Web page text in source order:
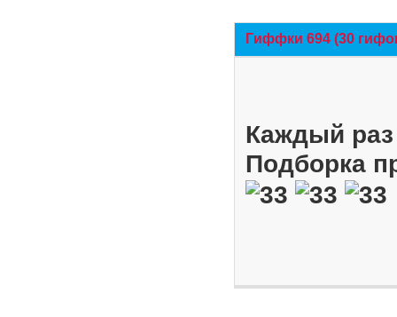
Гиффки 694 (30
Каждый
Подборка